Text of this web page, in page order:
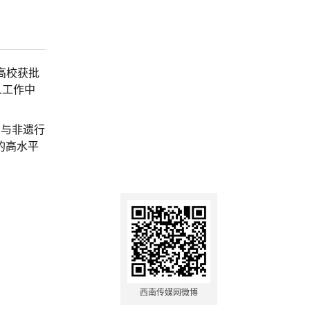
西南传媒网微博
校获批
作中
非遗行
高水平